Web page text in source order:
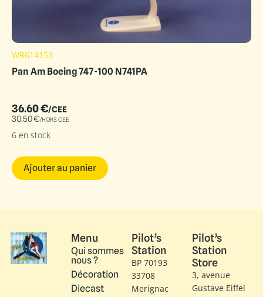
WR614153
Pan Am Boeing 747-100 N741PA
36.60€/CEE
30.50€/HORS CEE
6 en stock
Ajouter au panier
Menu
Qui sommes
nous ?
Décoration
Diecast
Pilot’s
Station
BP 70193
33708
Merignac
Pilot’s
Station
Store
3, avenue
Gustave Eiffel​